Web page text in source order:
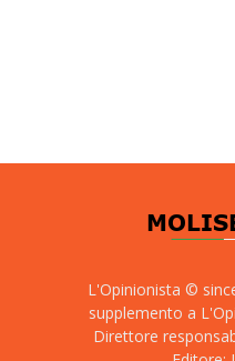
L'Opinionista ©
supplemento a
Direttore